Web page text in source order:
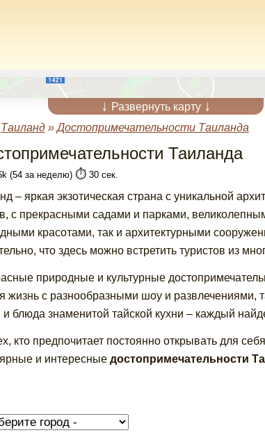
↓ Развернуть карту ↓
Таиланд»Достопримечательности Таиланда
Таиланда
(54 за неделю) ⏱️30 сек.
– яркая экзотическая страна с уникальной
с прекрасными садами и парками,
красотами, так и архитектурными
что здесь можно встретить туристов из
природные и культурные
жизнь с разнообразными шоу и развлечениями,
блюда знаменитой тайской кухни – каждый
кто предпочитает постоянно открывать для
и интересные достопримечательности